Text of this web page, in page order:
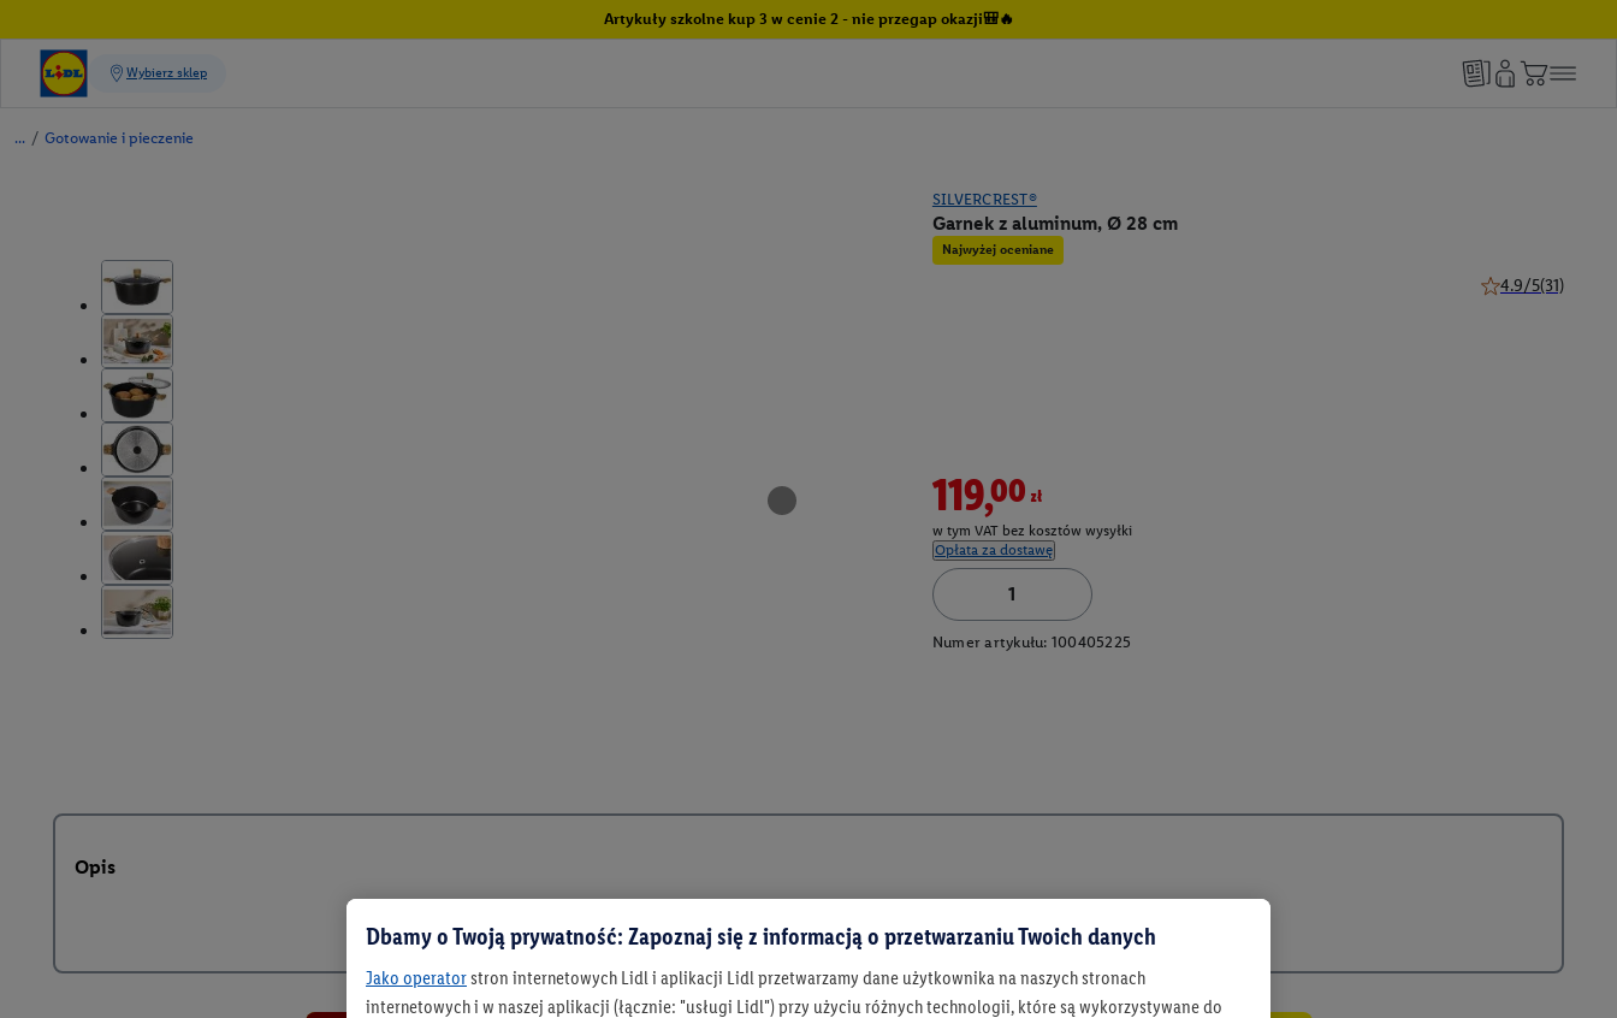
Artykuły szkolne kup 3 w cenie 2 - nie przegap okazji🎒🔥
/ Gotowanie i pieczenie
SILVERCREST®
Garnek z aluminum, Ø 28 cm
Najwyżej oceniane
4.9/5(31)
119,00zł
w tym VAT bez kosztów wysyłki
Opłata za dostawę
Numer artykułu: 100405225
Opis
Dbamy o Twoją prywatność: Zapoznaj się z informacją o przetwarzaniu Twoich danych
Jako operatorstron internetowych Lidl i aplikacji Lidl przetwarzamy dane użytkownika na naszych stronach
internetowych i w naszej aplikacji (łącznie: "usługi Lidl") przy użyciu różnych technologii, które są wykorzystywane do